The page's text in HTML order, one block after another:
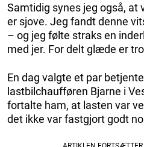
Samtidig synes jeg også, at
er sjove. Jeg fandt denne
– og jeg følte straks en
med jer. For delt glæde er
En dag valgte et par
lastbilchaufføren Bjarne i
fortalte ham, at lasten var
det ikke var fastgjort godt